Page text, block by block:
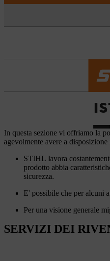
In questa sezione vi offriamo la
agevolmente avere a
STIHL lavora
prodotto abbia
sicurezza.
E' possibile che per alcuni
Per una visione generale
SERVIZI DEI